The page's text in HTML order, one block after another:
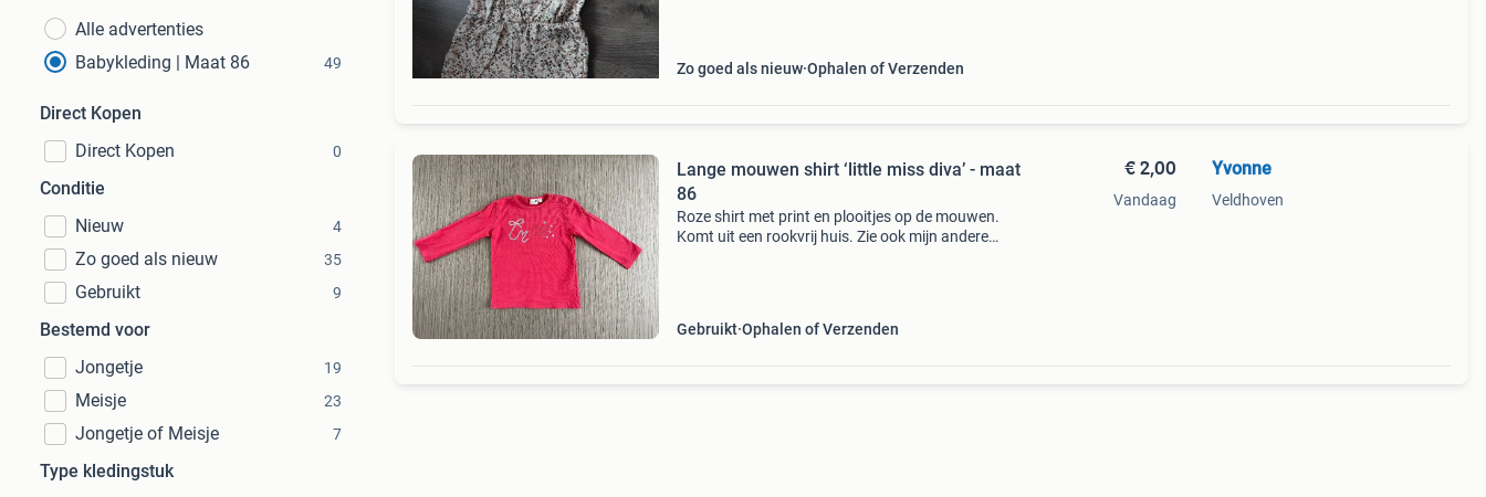
Alle advertenties
Babykleding | Maat 86
49
Direct Kopen
Direct Kopen
0
Conditie
Nieuw
4
Zo goed als nieuw 35
Gebruikt 9
Bestemd voor
Jongetje
19
Meisje 23
Jongetje of Meisje 7
Type kledingstuk
Zo goed als nieuw Ophalen of Verzenden
Lange mouwen shirt ‘little miss diva’ - maat
86
Roze shirt met print en plooitjes op de mouwen.
Komt uit een rookvrij huis. Zie ook mijn andere
Gebruikt Ophalen of Verzenden
€ 2,00
Vandaag
Yvonne
Veldhoven